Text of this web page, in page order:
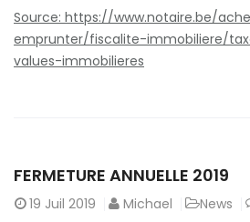
Source: https://www.notaire.be/
emprunter/fiscalite-immobiliere/
values-immobilieres
FERMETURE ANNUELLE 2019
19 Juil 2019 Michael News